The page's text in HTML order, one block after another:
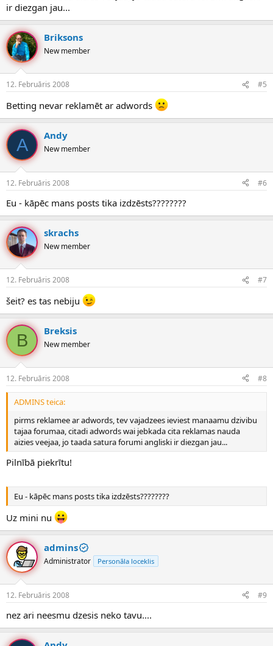
ir diezgan jau...
Briksons
New member
12. Februāris 2008 #5
Betting nevar reklamēt ar adwords
A Andy
New member
12. Februāris 2008 #6
Eu - kāpēc mans posts tika izdzēsts????????
skrachs
New member
12. Februāris 2008 #7
šeit? es tas nebiju
B Breksis
New member
12. Februāris 2008 #8
ADMINS teica:
pirms reklamee ar adwords, tev vajadzees ieviest manaamu dzivibu
tajaa forumaa, citadi adwords wai jebkada cita reklamas nauda
aizies veejaa, jo taada satura forumi angliski ir diezgan jau...
Pilnībā piekrītu!
Eu - kāpēc mans posts tika izdzēsts????????
Uz mini nu
admins
Administrator Personāla loceklis
12. Februāris 2008 #9
nez ari neesmu dzesis neko tavu....